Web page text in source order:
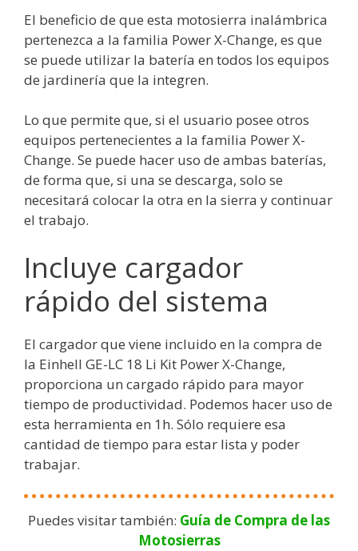
El beneficio de que esta motosierra inalámbrica
pertenezca a la familia Power X-Change, es que
se puede utilizar la batería en todos los equipos
de jardinería que la integren.
Lo que permite que, si el usuario posee otros
equipos pertenecientes a la familia Power X-
Change. Se puede hacer uso de ambas baterías,
de forma que, si una se descarga, solo se
necesitará colocar la otra en la sierra y continuar
el trabajo.
Incluye cargador
rápido del sistema
El cargador que viene incluido en la compra de
la Einhell GE-LC 18 Li Kit Power X-Change,
proporciona un cargado rápido para mayor
tiempo de productividad. Podemos hacer uso de
esta herramienta en 1h. Sólo requiere esa
cantidad de tiempo para estar lista y poder
trabajar.
Puedes visitar también: Guía de Compra de las
Motosierras